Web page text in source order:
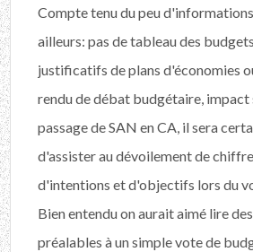
Compte tenu du peu
ailleurs: pas de tableau des
justificatifs de plans d'économies
rendu de débat budgétaire, impact
passage de SAN en CA, il sera
d'assister au dévoilement de
d'intentions et d'objectifs lors du
Bien entendu on aurait aimé lire
préalables à un simple vote de